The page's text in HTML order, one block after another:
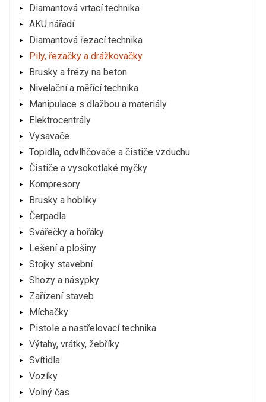
Diamantová vrtací technika
AKU nářadí
Diamantová řezací technika
Pily, řezačky a drážkovačky
Brusky a frézy na beton
Nivelační a měřící technika
Manipulace s dlažbou a materiály
Elektrocentrály
Vysavače
Topidla, odvlhčovače a čističe vzduchu
Čističe a vysokotlaké myčky
Kompresory
Brusky a hoblíky
Čerpadla
Svářečky a hořáky
Lešení a plošiny
Stojky stavební
Shozy a násypky
Zařízení staveb
Míchačky
Pistole a nastřelovací technika
Výtahy, vrátky, žebříky
Svítidla
Vozíky
Volný čas